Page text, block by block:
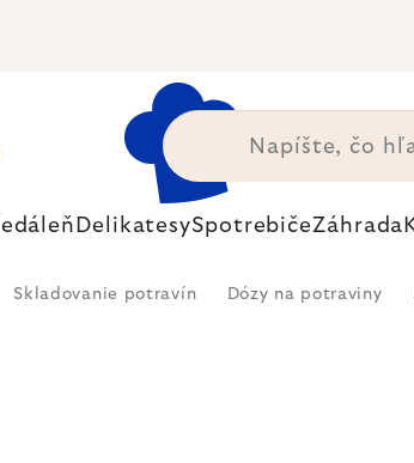
Jedáleň DelikatesySpotrebičeZáhrada
Skladovanie potravín Dózy na potraviny